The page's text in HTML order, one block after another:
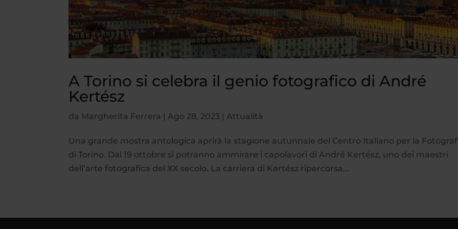
A Torino si celebra il genio fotografico di André
Kertész
da Margherita Ferrera |Ago 28, 2023 |Attualità
Una grande mostra antologica aprirà la stagione autunnale del Centro Italiano per la
di Torino. Dal 19 ottobre si potranno ammirare i capolavori di André Kertész, uno dei maestri
dell’arte fotografica del XX secolo. La carriera di Kertész ripercorsa...